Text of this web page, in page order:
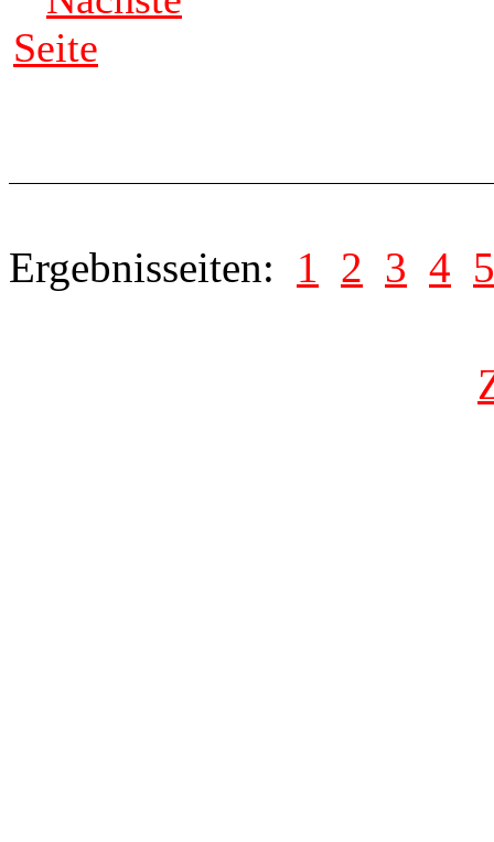
Seite
Ergebnisseiten: 1 2 3 4 5